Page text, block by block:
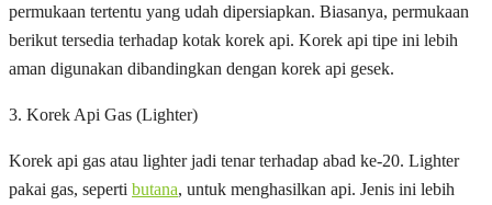
permukaan tertentu yang udah dipersiapkan. Biasanya, permukaan
berikut tersedia terhadap kotak korek api. Korek api tipe ini lebih
aman digunakan dibandingkan dengan korek api gesek.
3. Korek Api Gas (Lighter)
Korek api gas atau lighter jadi tenar terhadap abad ke-20. Lighter
pakai gas, seperti butana, untuk menghasilkan api. Jenis ini lebih